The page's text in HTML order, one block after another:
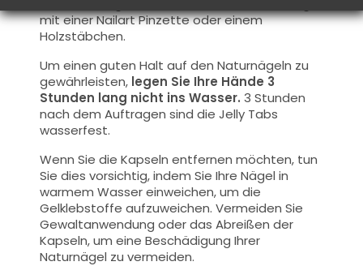
mit einer Nailart Pinzette oder einem
Holzstäbchen.
Um einen guten Halt auf den Naturnägeln zu
gewährleisten, legen Sie Ihre Hände 3
Stunden lang nicht ins Wasser. 3 Stunden
nach dem Auftragen sind die Jelly Tabs
wasserfest.
Wenn Sie die Kapseln entfernen möchten, tun
Sie dies vorsichtig, indem Sie Ihre Nägel in
warmem Wasser einweichen, um die
Gelklebstoffe aufzuweichen. Vermeiden Sie
Gewaltanwendung oder das Abreißen der
Kapseln, um eine Beschädigung Ihrer
Naturnägel zu vermeiden.